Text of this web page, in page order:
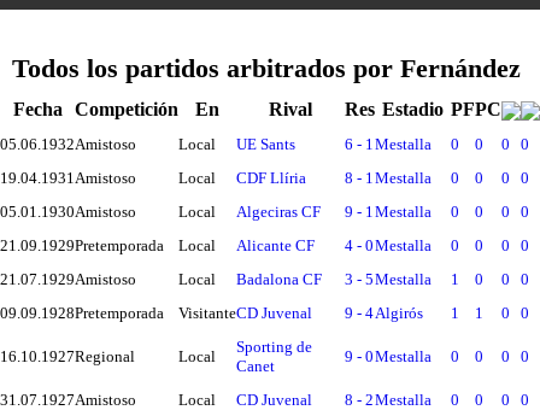
Todos los partidos arbitrados por Fernández
Fecha Competición En Rival Res Estadio PFPC
05.06.1932Amistoso Local UE Sants 6 - 1Mestalla 0 0 0
0
19.04.1931Amistoso Local CDF Llíria 8 - 1Mestalla 0 0 0
0
05.01.1930Amistoso Local Algeciras CF 9 - 1Mestalla 0 0 0
0
21.09.1929Pretemporada Local Alicante CF 4 - 0Mestalla 0 0 0
0
21.07.1929Amistoso Local Badalona CF 3 - 5Mestalla 1 0 0
0
09.09.1928Pretemporada VisitanteCD Juvenal 9 - 4Algirós 1 1 0 0
16.10.1927Regional Local
Sporting de
Canet
9 - 0Mestalla 0 0 0 0
31.07.1927Amistoso Local CD Juvenal 8 - 2Mestalla 0 0 0
0